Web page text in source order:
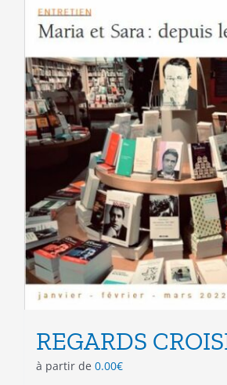
page
produit
REGARDS
à partir de 0.00€